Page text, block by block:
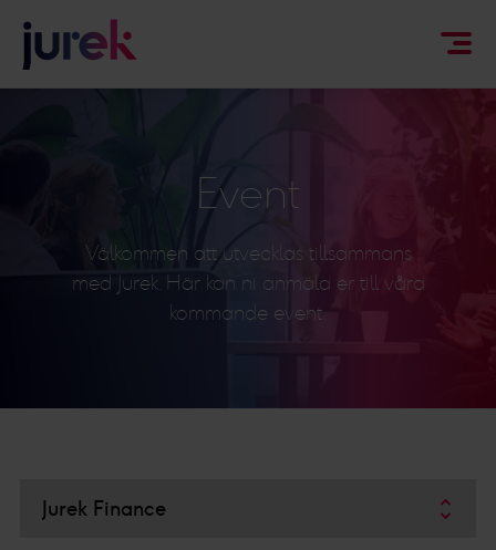
Event
Välkommen att utvecklas tillsammans
med Jurek. Här kan ni anmäla er till våra
kommande event.